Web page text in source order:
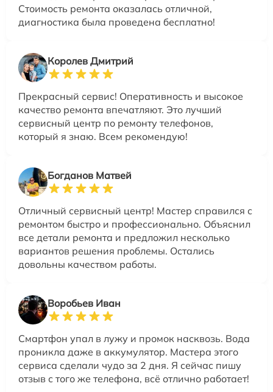
Стоимость ремонта оказалась отличной,
диагностика была проведена бесплатно!
Королев Дмитрий
Прекрасный сервис! Оперативность и высокое
качество ремонта впечатляют. Это лучший
сервисный центр по ремонту телефонов,
который я знаю. Всем рекомендую!
Богданов Матвей
Отличный сервисный центр! Мастер справился с
ремонтом быстро и профессионально. Объяснил
все детали ремонта и предложил несколько
вариантов решения проблемы. Остались
довольны качеством работы.
Воробьев Иван
Смартфон упал в лужу и промок насквозь. Вода
проникла даже в аккумулятор. Мастера этого
сервиса сделали чудо за 2 дня. Я сейчас пишу
отзыв с того же телефона, всё отлично работает!